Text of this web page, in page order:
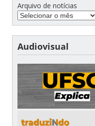
Arquivo de notícias
Audiovisual